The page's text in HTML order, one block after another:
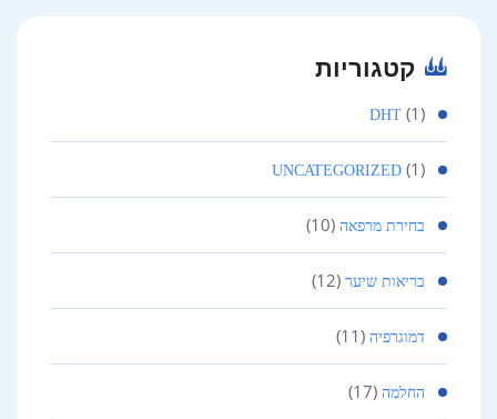
קטגוריות
DHT (1)
UNCATEGORIZED (1)
בחירת מרפאה (10)
בריאות שיער (12)
דמוגרפיה (11)
החלמה (17)